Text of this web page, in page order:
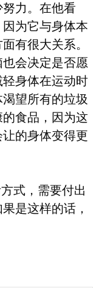
力。在他看
为它与身体本
有很大关系。
会决定是否愿
身体在运动时
望所有的垃圾
食品，因为这
的身体变得更
式，需要付出
是这样的话，